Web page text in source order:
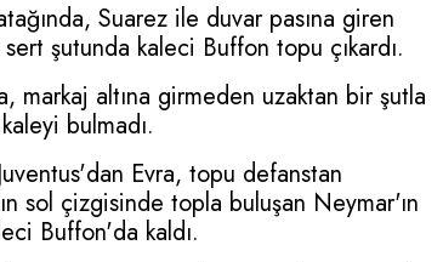
Suarez ile duvar pasına giren
şutunda kaleci Buffon topu çıkardı.
markaj altına girmeden uzaktan bir şutla
bulmadı.
Evra, topu defanstan
sol çizgisinde topla buluşan Neymar'ın
Buffon'da kaldı.